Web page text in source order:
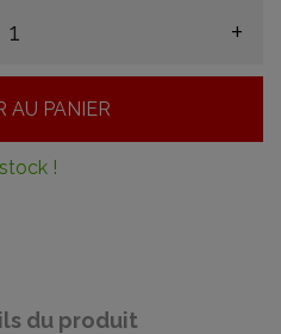
+
AU PANIER
!
du produit